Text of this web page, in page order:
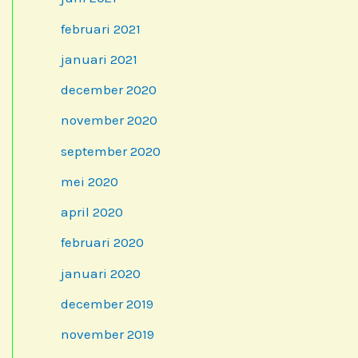
februari 2021
januari 2021
december 2020
november 2020
september 2020
mei 2020
april 2020
februari 2020
januari 2020
december 2019
november 2019